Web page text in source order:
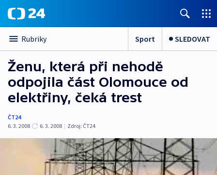
Rubriky Sport SLEDOVAT
Ženu, která při nehodě
odpojila část Olomouce od
elektřiny, čeká trest
ČT24
6. 3. 2008
6. 3. 2008 | Zdroj: ČT24